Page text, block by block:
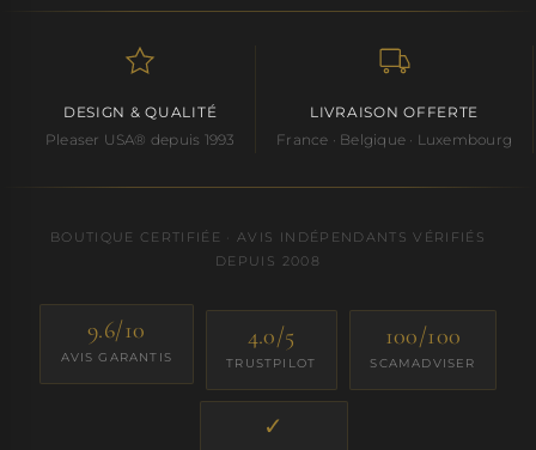
DESIGN & QUALITÉ
Pleaser USA® depuis 1993
LIVRAISON OFFERTE
France · Belgique · Luxembourg
BOUTIQUE CERTIFIÉE · AVIS INDÉPENDANTS VÉRIFIÉS
DEPUIS 2008
9.6/10
AVIS GARANTIS
4.0/5
TRUSTPILOT
100/100
SCAMADVISER
✓